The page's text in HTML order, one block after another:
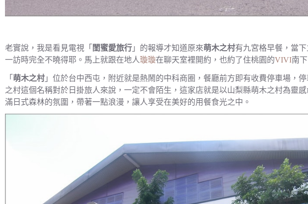
老實說，我是看見電視「 閨蜜愛旅行 」的報導才知道原來萌木之村有九宮格早餐，當
一訪時完全不曉得耶。馬上就跟在地人璇璇在聊天室裡開約，也約了住桃園的VIVI南
「 萌木之村 」位於台中西屯，附近就是熱鬧的中科商圈，餐廳前方即有收費停車場，
之村這個名稱對於日掛旅人來說，一定不會陌生，這家店就是以山梨縣萌木之村為靈
滿日式森林的氛圍，帶著一點浪漫，讓人享受在美好的用餐食光之中。